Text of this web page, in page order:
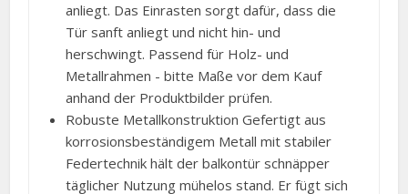
anliegt. Das Einrasten sorgt dafür, dass die
Tür sanft anliegt und nicht hin- und
herschwingt. Passend für Holz- und
Metallrahmen - bitte Maße vor dem Kauf
anhand der Produktbilder prüfen.
Robuste Metallkonstruktion Gefertigt aus
korrosionsbeständigem Metall mit stabiler
Federtechnik hält der balkontür schnäpper
täglicher Nutzung mühelos stand. Er fügt sich